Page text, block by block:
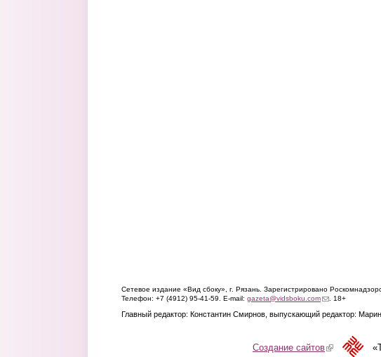
Сетевое издание «Вид сбоку», г. Рязань. Зарегистрировано
Телефон: +7 (4912) 95-41-59. E-mail: gazeta@vidsboku.com(link sends e-mail)
. 18+
Главный редактор: Константин Смирнов, выпускающий редактор:
Создание сайтов(link is